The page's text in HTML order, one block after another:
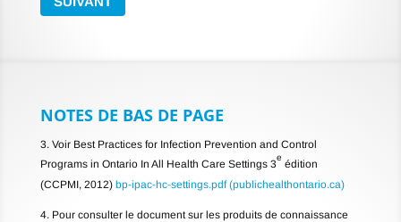
NOTES DE BAS DE PAGE
3. Voir Best Practices for Infection Prevention and Control
Programs in Ontario In All Health Care Settings 3
e
édition
(CCPMI, 2012) bp-ipac-hc-settings.pdf (publichealthontario.ca)
4. Pour consulter le document sur les produits de connaissance